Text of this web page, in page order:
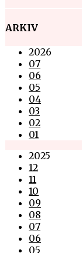
ARKIV
2026
07
06
05
04
03
02
01
2025
12
11
10
09
08
07
06
05